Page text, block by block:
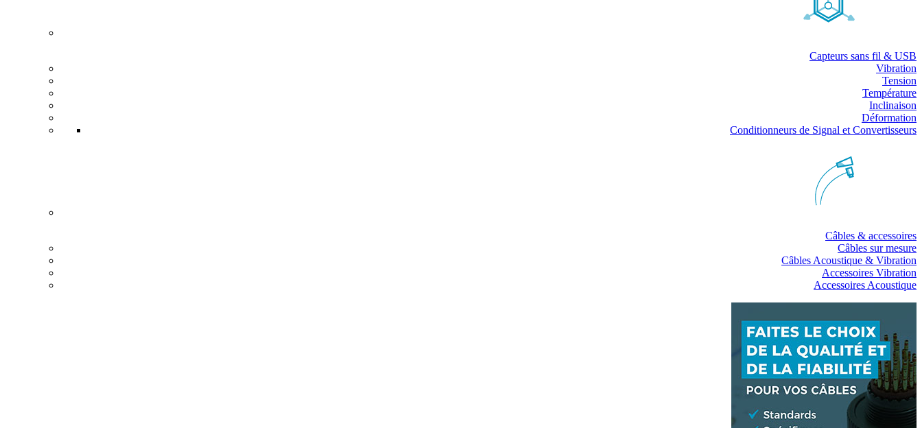
Capteurs sans fil & USB
Vibration
Tension
Température
Inclinaison
Déformation
Conditionneurs de Signal et Convertisseurs
Câbles & accessoires
Câbles sur mesure
Câbles Acoustique & Vibration
Accessoires Vibration
Accessoires Acoustique